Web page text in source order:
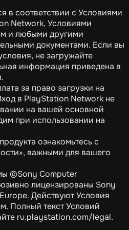
в соответствии с Условиями
Network, Условиями
и любыми другими
документами. Если вы
не загружайте
информация приведена в
за право загрузки на
в PlayStation Network не
на вашей основной
при использовании на
ознакомьтесь с
важными для вашего
©Sony Computer
лицензированы Sony
Действуют Условия
Полный текст Условий
ru.playstation.com/legal.